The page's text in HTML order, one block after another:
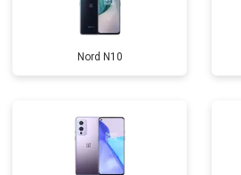
Nord N10